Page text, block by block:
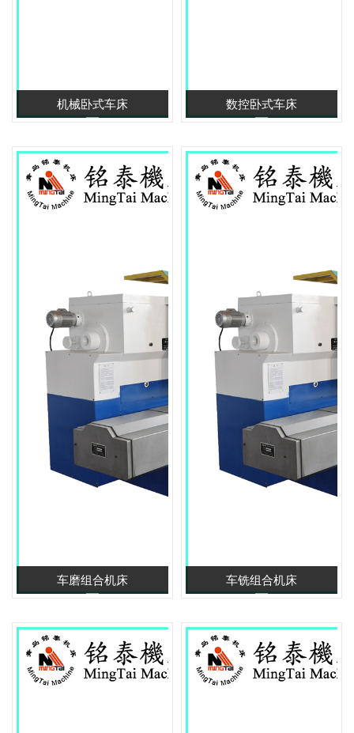
机械卧式车床 数控卧式车床
车磨组合机床 车铣组合机床